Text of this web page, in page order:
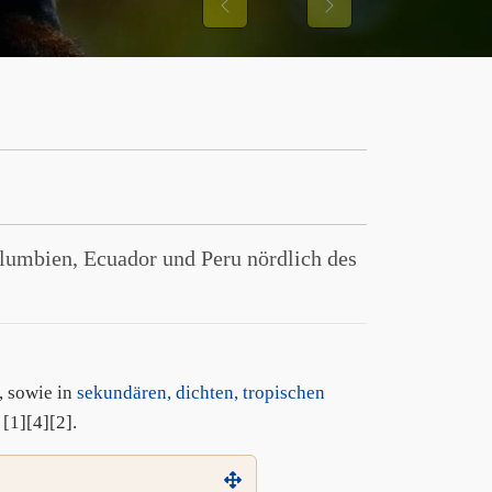
Previous Next
Ecuador und Peru nördlich des
sowie in sekundären, dichten, tropischen
[1][4][2].